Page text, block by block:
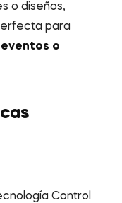
o diseños,
para
o
Control